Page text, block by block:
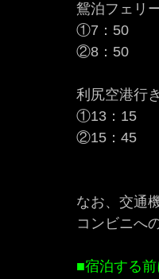
鴛泊フェリ
①7：50
②8：50
利尻空港行
①13：15
②15：45
なお、交通
コンビニへ
■宿泊する